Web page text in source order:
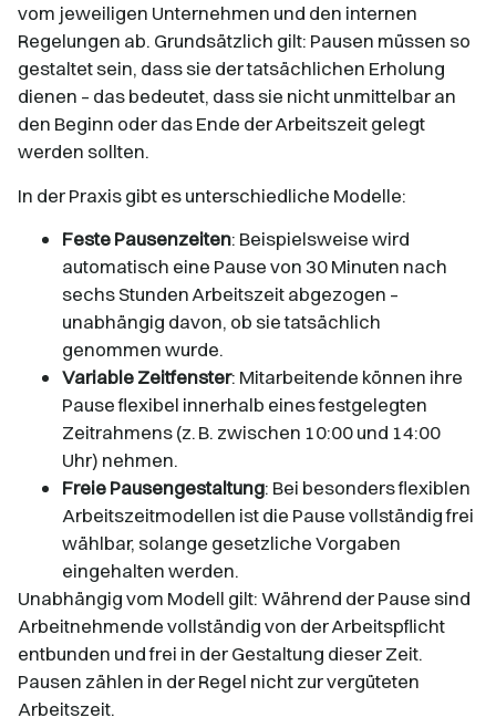
vom jeweiligen Unternehmen und den internen
Regelungen ab. Grundsätzlich gilt: Pausen müssen so
gestaltet sein, dass sie der tatsächlichen Erholung
dienen – das bedeutet, dass sie nicht unmittelbar an
den Beginn oder das Ende der Arbeitszeit gelegt
werden sollten.
In der Praxis gibt es unterschiedliche Modelle:
Feste Pausenzeiten: Beispielsweise wird
automatisch eine Pause von 30 Minuten nach
sechs Stunden Arbeitszeit abgezogen –
unabhängig davon, ob sie tatsächlich
genommen wurde.
Variable Zeitfenster: Mitarbeitende können ihre
Pause flexibel innerhalb eines festgelegten
Zeitrahmens (z. B. zwischen 10:00 und 14:00
Uhr) nehmen.
Freie Pausengestaltung: Bei besonders flexiblen
Arbeitszeitmodellen ist die Pause vollständig frei
wählbar, solange gesetzliche Vorgaben
eingehalten werden.
Unabhängig vom Modell gilt: Während der Pause sind
Arbeitnehmende vollständig von der Arbeitspflicht
entbunden und frei in der Gestaltung dieser Zeit.
Pausen zählen in der Regel nicht zur vergüteten
Arbeitszeit.